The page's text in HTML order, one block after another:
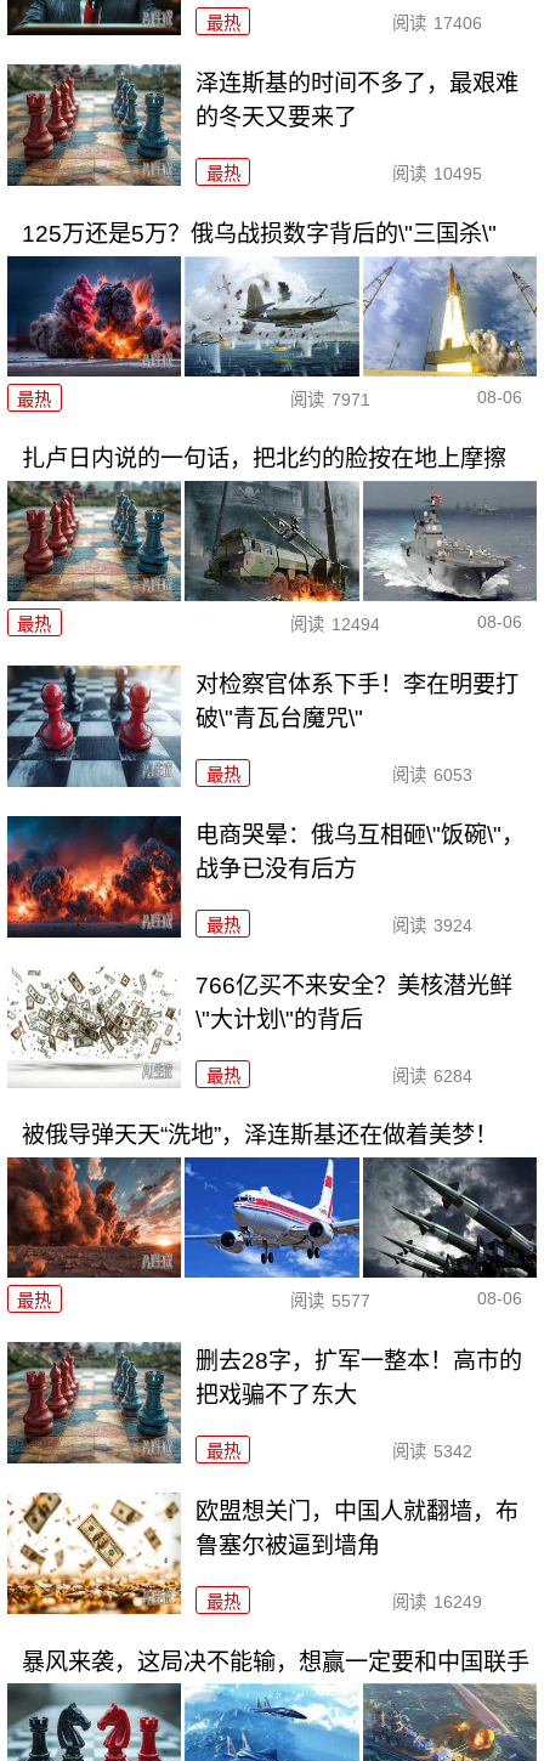
最热 阅读 17406
泽连斯基的时间不多了，最艰难
的冬天又要来了
最热 阅读 10495
125万还是5万？俄乌战损数字背后的\"三国杀\"
最热 阅读 7971 08-06
扎卢日内说的一句话，把北约的脸按在地上摩擦
最热 阅读 12494 08-06
对检察官体系下手！李在明要打
破\"青瓦台魔咒\"
最热 阅读 6053
电商哭晕：俄乌互相砸\"饭碗\"，
战争已没有后方
最热 阅读 3924
766亿买不来安全？美核潜光鲜
\"大计划\"的背后
最热 阅读 6284
被俄导弹天天“洗地”，泽连斯基还在做着美梦！
最热 阅读 5577 08-06
删去28字，扩军一整本！高市的
把戏骗不了东大
最热 阅读 5342
欧盟想关门，中国人就翻墙，布
鲁塞尔被逼到墙角
最热 阅读 16249
暴风来袭，这局决不能输，想赢一定要和中国联手